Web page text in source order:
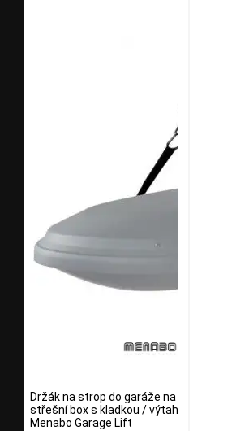
Držák na strop do garáže na
střešní box s kladkou / výtah
Menabo Garage Lift